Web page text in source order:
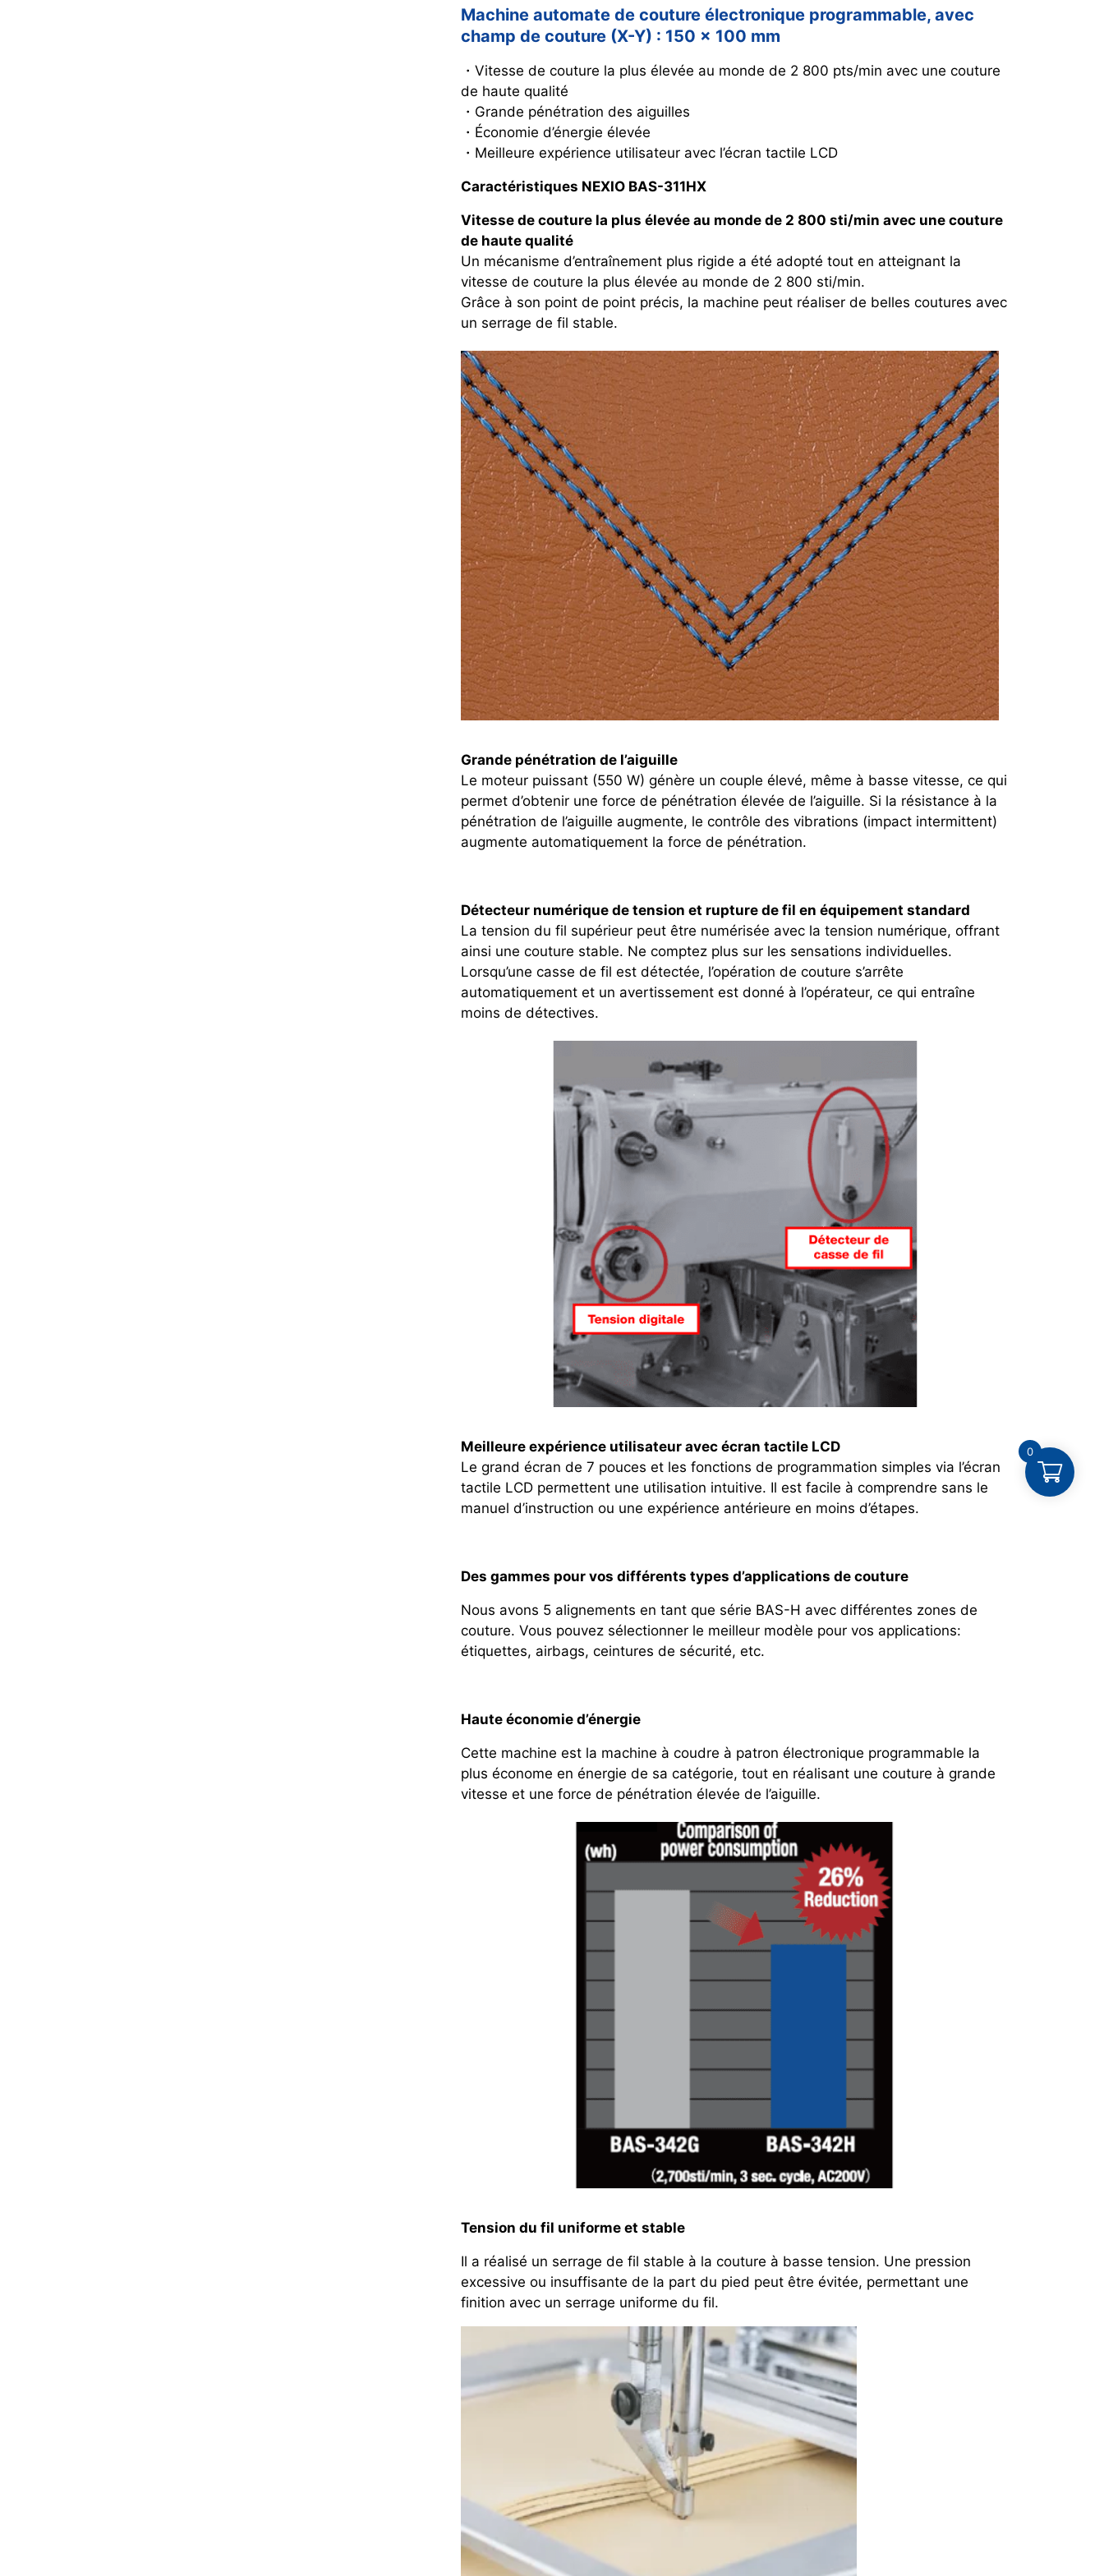
Machine automate de couture électronique programmable, avec
champ de couture (X-Y) : 150 x 100 mm
・Vitesse de couture la plus élevée au monde de 2 800 pts/min avec une couture
de haute qualité
・Grande pénétration des aiguilles
・Économie d’énergie élevée
・Meilleure expérience utilisateur avec l’écran tactile LCD
Caractéristiques NEXIO BAS-311HX
Vitesse de couture la plus élevée au monde de 2 800 sti/min avec une couture
de haute qualité
Un mécanisme d’entraînement plus rigide a été adopté tout en atteignant la
vitesse de couture la plus élevée au monde de 2 800 sti/min.
Grâce à son point de point précis, la machine peut réaliser de belles coutures avec
un serrage de fil stable.
Grande pénétration de l’aiguille
Le moteur puissant (550 W) génère un couple élevé, même à basse vitesse, ce qui
permet d’obtenir une force de pénétration élevée de l’aiguille. Si la résistance à la
pénétration de l’aiguille augmente, le contrôle des vibrations (impact intermittent)
augmente automatiquement la force de pénétration.
Détecteur numérique de tension et rupture de fil en équipement standard
La tension du fil supérieur peut être numérisée avec la tension numérique, offrant
ainsi une couture stable. Ne comptez plus sur les sensations individuelles.
Lorsqu’une casse de fil est détectée, l’opération de couture s’arrête
automatiquement et un avertissement est donné à l’opérateur, ce qui entraîne
moins de détectives.
Meilleure expérience utilisateur avec écran tactile LCD
Le grand écran de 7 pouces et les fonctions de programmation simples via l’écran
tactile LCD permettent une utilisation intuitive. Il est facile à comprendre sans le
manuel d’instruction ou une expérience antérieure en moins d’étapes.
Des gammes pour vos différents types d’applications de couture
Nous avons 5 alignements en tant que série BAS-H avec différentes zones de
couture. Vous pouvez sélectionner le meilleur modèle pour vos applications:
étiquettes, airbags, ceintures de sécurité, etc.
Haute économie d’énergie
Cette machine est la machine à coudre à patron électronique programmable la
plus économe en énergie de sa catégorie, tout en réalisant une couture à grande
vitesse et une force de pénétration élevée de l’aiguille.
Tension du fil uniforme et stable
Il a réalisé un serrage de fil stable à la couture à basse tension. Une pression
excessive ou insuffisante de la part du pied peut être évitée, permettant une
finition avec un serrage uniforme du fil.
0